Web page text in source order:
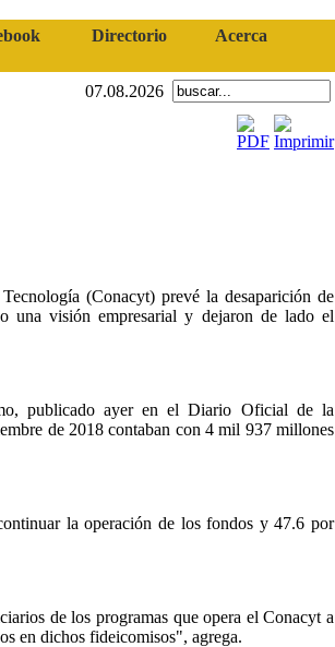
Directorio Acerca
07.08.2026
(Conacyt) prevé la desaparición de
una visión empresarial y dejaron de lado el
publicado ayer en el Diario Oficial de la
de 2018 contaban con 4 mil 937 millones
la operación de los fondos y 47.6 por
de los programas que opera el Conacyt a
en dichos fideicomisos", agrega.